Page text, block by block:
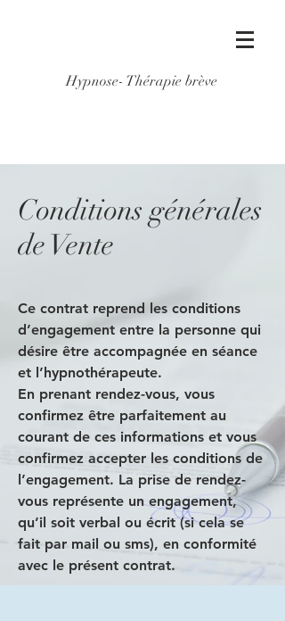
Hypnose- Thérapie brève
Conditions générales
de Vente
Ce contrat reprend les conditions
d’engagement entre la personne qui
désire être accompagnée en séance
et l’hypnothérapeute.
En prenant rendez-vous, vous
confirmez être parfaitement au
courant de ces informations et vous
confirmez accepter les conditions de
l’engagement. La prise de rendez-
vous représente un engagement,
qu’il soit verbal ou écrit (si cela se
fait par mail ou sms), en conformité
avec le présent contrat.